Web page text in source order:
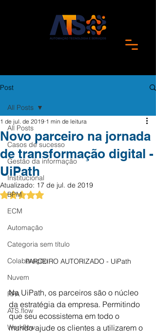
Post
All Posts
Casos de sucesso
Gestão da informação
Institucional
BPM
ECM
Automação
Categoria sem título
Colaboração
Nuvem
RPA
ATS.flow
Workflow
All Posts
Novo parceiro na jornada
de transformação digital -
UiPath
1 de jul. de 2019 1 min de leitura
Atualizado: 17 de jul. de 2019
Avaliado com NaN de 5 estrelas.
PARCEIRO AUTORIZADO - UiPath
Na UiPath, os parceiros são o núcleo
da estratégia da empresa. Permitindo
que seu ecossistema em todo o
mundo ajude os clientes a utilizarem o